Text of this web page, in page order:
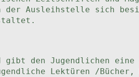
der Ausleihstelle sich
den Jugendlichen eine
Lektüren /Bücher,